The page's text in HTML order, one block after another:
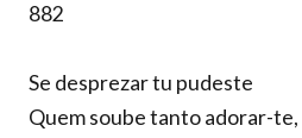
882
Se desprezar tu pudeste
Quem soube tanto adorar-te,